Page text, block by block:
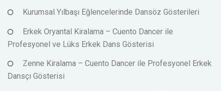
Kurumsal Yılbaşı Eğlencelerinde Dansöz Gösterileri
Erkek Oryantal Kiralama – Cuento Dancer ile
Profesyonel ve Lüks Erkek Dans Gösterisi
Zenne Kiralama – Cuento Dancer ile Profesyonel Erkek
Dansçı Gösterisi